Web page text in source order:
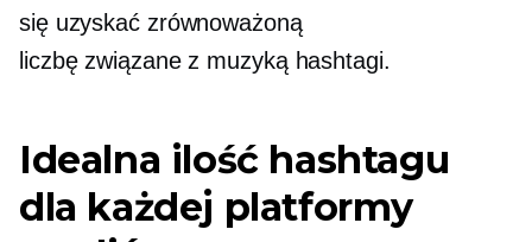
się uzyskać zrównoważoną
liczbę związane z muzykąhashtagi.
Idealna ilość hashtagu
dla każdej platformy